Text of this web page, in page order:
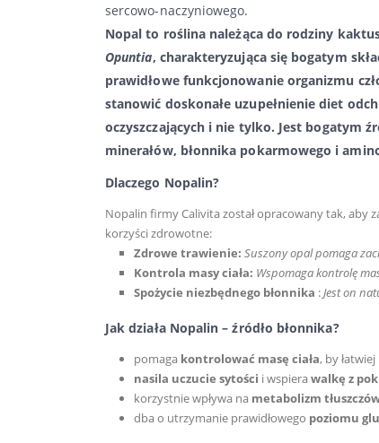
sercowo-naczyniowego.
Nopal to roślina należąca do rodziny
Opuntia, charakteryzująca się bogatym
prawidłowe funkcjonowanie organizmu
stanowić doskonałe uzupełnienie diet
oczyszczających i nie tylko. Jest bogatym
minerałów, błonnika pokarmowego i
Dlaczego Nopalin?
Nopalin firmy Calivita został opracowany tak, aby
korzyści zdrowotne:
Zdrowe trawienie: Suszony opal pomaga
Kontrola masy ciała: Wspomaga kontrolę
Spożycie niezbędnego błonnika :Jest on
Jak działa Nopalin – źródło błonnika?
pomaga kontrolować masę ciała, by łatwiej
nasila uczucie sytości i wspierawalkę z
korzystnie wpływa na metabolizm
dba o utrzymanie prawidłowego poziomu